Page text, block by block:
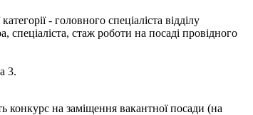
- головного спеціаліста відділу
спеціаліста, стаж роботи на посаді провідного
3.
конкурс на заміщення вакантної посади (на